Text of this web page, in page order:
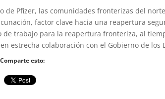
de Pfizer, las comunidades fronterizas del
factor clave hacia una reapertura
trabajo para la reapertura fronteriza, al
estrecha colaboración con el Gobierno de los
Comparte esto: